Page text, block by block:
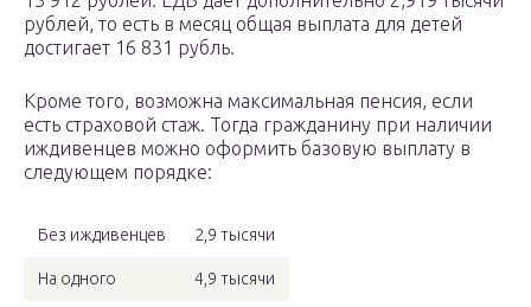
рублей, то есть в месяц общая выплата для детей
достигает 16 831 рубль.
Кроме того, возможна максимальная пенсия, если
есть страховой стаж. Тогда гражданину при наличии
иждивенцев можно оформить базовую выплату в
следующем порядке:
Без иждивенцев 2,9 тысячи
На одного 4,9 тысячи